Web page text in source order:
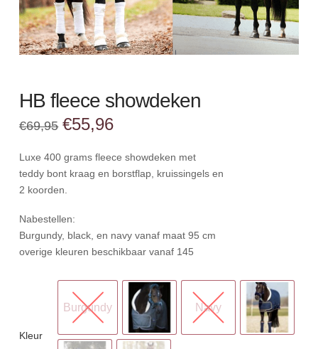
HB fleece showdeken
€69,95 Oorspronkelijke
prijs
€69,95.
€55,96
€55,96.
Luxe 400 grams fleece showdeken met
teddy bont kraag en borstflap, kruissingels en
2 koorden.
Nabestellen:
Burgundy, black, en navy vanaf maat 95 cm
overige kleuren beschikbaar vanaf 145
Kleur
Burgundy Navy